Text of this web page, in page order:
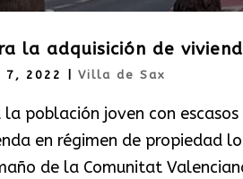
la adquisición de
7, 2022 Villa de Sax
población joven con
en régimen de propiedad
de la Comunitat